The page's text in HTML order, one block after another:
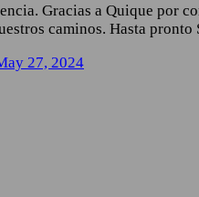
Gracias a Quique por
caminos. Hasta pronto
27, 2024